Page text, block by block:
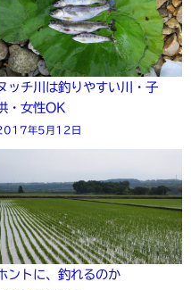
ッチ川は釣りやすい川・子
・女性OK
年5月12日
ントに、釣れるのか